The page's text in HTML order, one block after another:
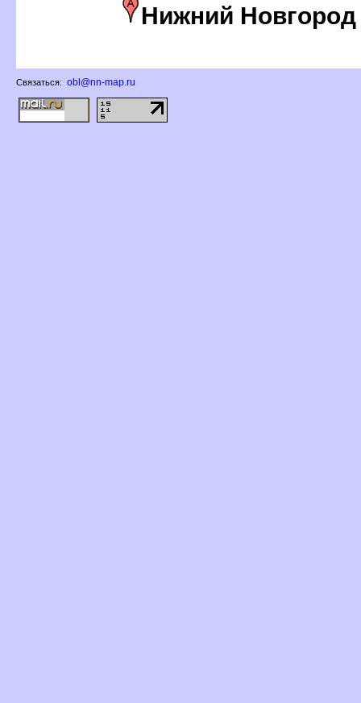
Нижний Новгород
Связаться: obl@nn-map.ru